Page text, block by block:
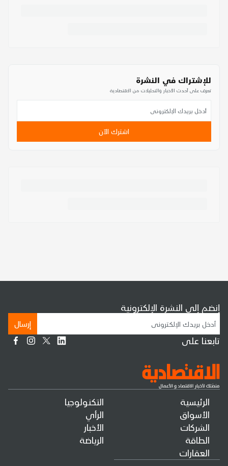
للإشتراك في النشرة
تعرف على أحدث الأخبار والتحليلات من الاقتصادية
اشترك الآن
الرئيسية
الأسواق
الشركات
الطاقة
العقارات
التكنولوجيا
الرأي
الأخبار
الرياضة
إنضم إلى النشرة الإلكترونية
إرسال
تابعنا على